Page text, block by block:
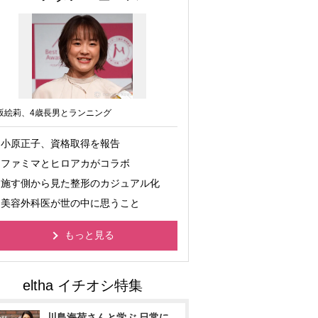
絵莉、4歳長男とランニング
小原正子、資格取得を報告
ファミマとヒロアカがコラボ
施す側から見た整形のカジュアル化
美容外科医が世の中に思うこと
もっと見る